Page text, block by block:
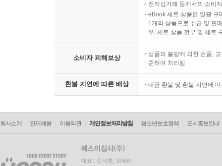
전자상거래 등에서의 소비
eBook 세트 상품은 일괄 구
1개의 상품으로 취급 및 판
우, 세트 상품 전부 및 세트
소비자 피해보상
상품의 불량에 의한 반품,
준하여 처리됨
환불 지연에 따른 배상 대금 환불 및 환불 지연에
회사소개 인재채용 이용약관 개인정보처리방침 청소년보호정책 도서홍보안내
대표 : 김석환, 최세라